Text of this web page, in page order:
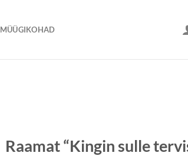
MÜÜGIKOHAD
Raamat “Kingin sulle